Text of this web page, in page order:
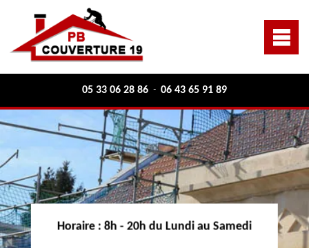
05 33 06 28 86 - 06 43 65 91 89
Horaire : 8h - 20h du Lundi au Samedi